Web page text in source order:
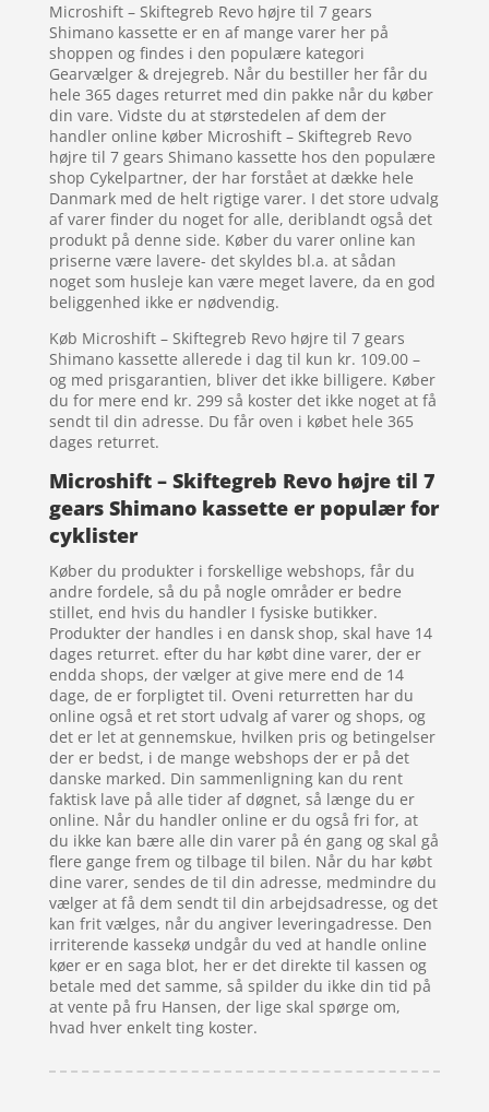
Microshift – Skiftegreb Revo højre til 7 gears
Shimano kassette er en af mange varer her på
shoppen og findes i den populære kategori
Gearvælger & drejegreb. Når du bestiller her får du
hele 365 dages returret med din pakke når du køber
din vare. Vidste du at størstedelen af dem der
handler online køber Microshift – Skiftegreb Revo
højre til 7 gears Shimano kassette hos den populære
shop Cykelpartner, der har forstået at dække hele
Danmark med de helt rigtige varer. I det store udvalg
af varer finder du noget for alle, deriblandt også det
produkt på denne side. Køber du varer online kan
priserne være lavere- det skyldes bl.a. at sådan
noget som husleje kan være meget lavere, da en god
beliggenhed ikke er nødvendig.
Køb Microshift – Skiftegreb Revo højre til 7 gears
Shimano kassette allerede i dag til kun kr. 109.00 –
og med prisgarantien, bliver det ikke billigere. Køber
du for mere end kr. 299 så koster det ikke noget at få
sendt til din adresse. Du får oven i købet hele 365
dages returret.
Microshift – Skiftegreb Revo højre til 7
gears Shimano kassette er populær for
cyklister
Køber du produkter i forskellige webshops, får du
andre fordele, så du på nogle områder er bedre
stillet, end hvis du handler I fysiske butikker.
Produkter der handles i en dansk shop, skal have 14
dages returret. efter du har købt dine varer, der er
endda shops, der vælger at give mere end de 14
dage, de er forpligtet til. Oveni returretten har du
online også et ret stort udvalg af varer og shops, og
det er let at gennemskue, hvilken pris og betingelser
der er bedst, i de mange webshops der er på det
danske marked. Din sammenligning kan du rent
faktisk lave på alle tider af døgnet, så længe du er
online. Når du handler online er du også fri for, at
du ikke kan bære alle din varer på én gang og skal gå
flere gange frem og tilbage til bilen. Når du har købt
dine varer, sendes de til din adresse, medmindre du
vælger at få dem sendt til din arbejdsadresse, og det
kan frit vælges, når du angiver leveringadresse. Den
irriterende kassekø undgår du ved at handle online
køer er en saga blot, her er det direkte til kassen og
betale med det samme, så spilder du ikke din tid på
at vente på fru Hansen, der lige skal spørge om,
hvad hver enkelt ting koster.